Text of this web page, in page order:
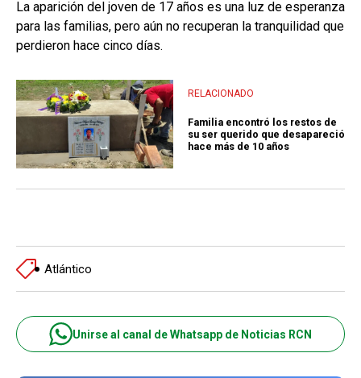
La aparición del joven de 17 años es una luz de esperanza
para las familias, pero aún no recuperan la tranquilidad que
perdieron hace cinco días.
RELACIONADO
Familia encontró los restos de
su ser querido que desapareció
hace más de 10 años
Atlántico
Unirse al canal de Whatsapp de Noticias RCN